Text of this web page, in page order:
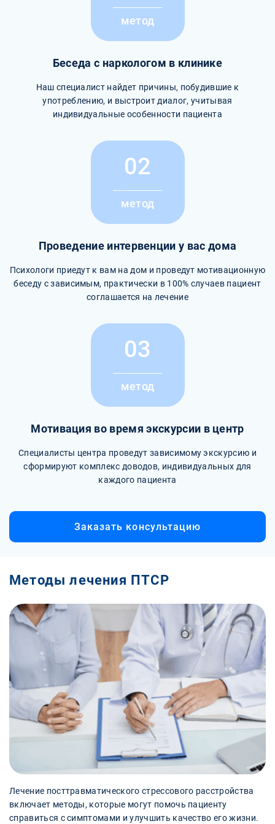
метод
Беседа с наркологом в клинике
Наш специалист найдет причины, побудившие к
употреблению, и выстроит диалог, учитывая
индивидуальные особенности пациента
02
метод
Проведение интервенции у вас дома
Психологи приедут к вам на дом и проведут мотивационную
беседу с зависимым, практически в 100% случаев пациент
соглашается на лечение
03
метод
Мотивация во время экскурсии в центр
Специалисты центра проведут зависимому экскурсию и
сформируют комплекс доводов, индивидуальных для
каждого пациента
Заказать консультацию
Методы лечения ПТСР
Лечение посттравматического стрессового расстройства
включает методы, которые могут помочь пациенту
справиться с симптомами и улучшить качество его жизни.